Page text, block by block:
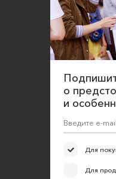
Соглашаюсь
данных в
сПолитикой
О нас
Участие в
FAQ
Требования к
о
и
Для
Для